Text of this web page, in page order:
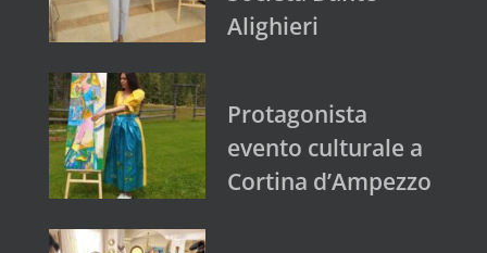
Alighieri
Protagonista
evento culturale a
Cortina d’Ampezzo